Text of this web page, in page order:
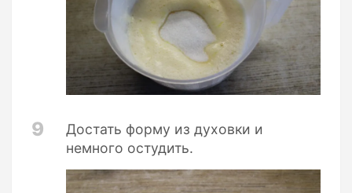
9
Достать форму из духовки и
немного остудить.